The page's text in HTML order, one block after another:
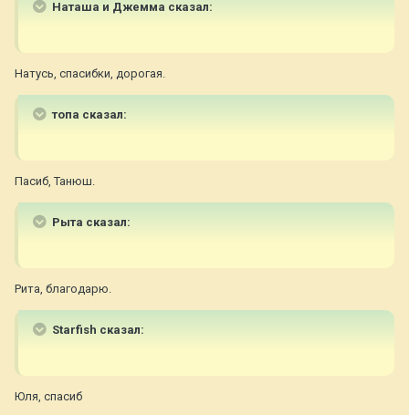
Наташа и Джемма сказал:
Натусь, спасибки, дорогая.
топа сказал:
Пасиб, Танюш.
Рыта сказал:
Рита, благодарю.
Starfish сказал:
Юля, спасиб